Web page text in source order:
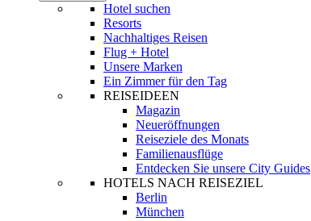
Hotel suchen
Resorts
Nachhaltiges Reisen
Flug + Hotel
Unsere Marken
Ein Zimmer für den Tag
REISEIDEEN
Magazin
Neueröffnungen
Reiseziele des Monats
Familienausflüge
Entdecken Sie unsere City Guides
HOTELS NACH REISEZIEL
Berlin
München